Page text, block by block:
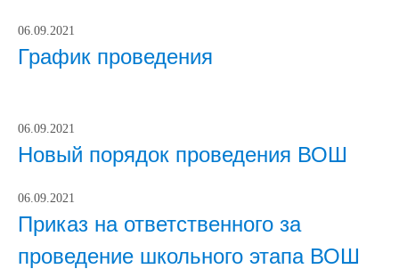
06.09.2021
График проведения
06.09.2021
Новый порядок проведения ВОШ
06.09.2021
Приказ на ответственного за
проведение школьного этапа ВОШ